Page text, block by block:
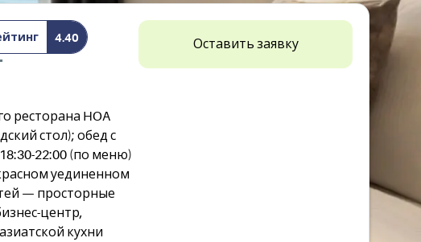
4.40
ресторана HOA
стол); обед с
22:00 (по меню)
уединенном
— просторные
центр,
кухни
Оставить заявку